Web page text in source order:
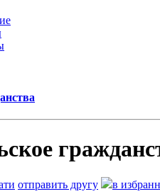
отправить другу в